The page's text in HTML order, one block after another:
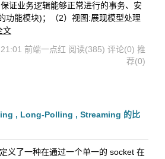
证业务逻辑能够正常进行的事务、安
功能模块)；（2）视图:展现模型处理
文
前端一点红 阅读(385) 评论(0) 推
荐(0)
, Long-Polling , Streaming 的比
义了一种在通过一个单一的 socket 在